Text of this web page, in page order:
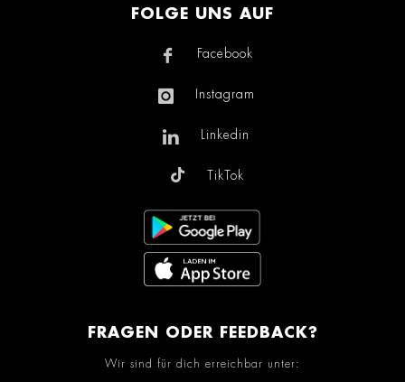
FOLGE UNS AUF
Facebook
Instagram
Linkedin
TikTok
FRAGEN ODER FEEDBACK?
Wir sind für dich erreichbar unter: